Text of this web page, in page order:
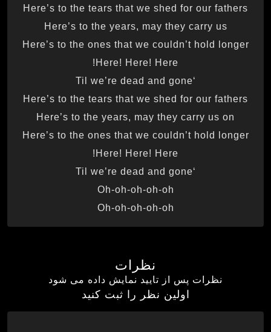
Here’s to the tears that we shed for our fathers
Here’s to the years, may they carry us
Here’s to the ones that we couldn’t hold longer
Here! Here! Here!
‘Til we’re dead and gone
Here’s to the tears that we shed for our fathers
Here’s to the years, may they carry us on
Here’s to the ones that we couldn’t hold longer
Here! Here! Here!
‘Til we’re dead and gone
Oh-oh-oh-oh-oh
Oh-oh-oh-oh-oh
نظرات
نظرات پس از تایید نمایش داده می شود
اولین نظر را ثبت کنید